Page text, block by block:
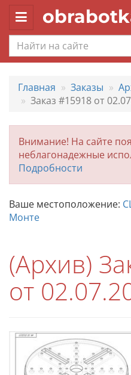
Toggle
navigation
Главная Заказы
Заказ #15918 от
Внимание! На сайте
неблагонадежные
Подробности
Ваше местоположение:
Монте
(Архив)
от